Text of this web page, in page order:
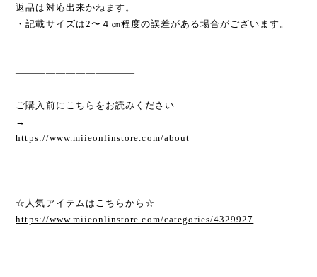
返品は対応出来かねます。
・記載サイズは2〜４㎝程度の誤差がある場合がございます。
————————————
ご購入前にこちらをお読みください
→
https://www.miieonlinstore.com/about
————————————
☆人気アイテムはこちらから☆
https://www.miieonlinstore.com/categories/4329927